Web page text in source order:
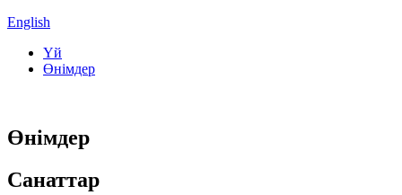
English
Үй
Өнімдер
Өнімдер
Санаттар